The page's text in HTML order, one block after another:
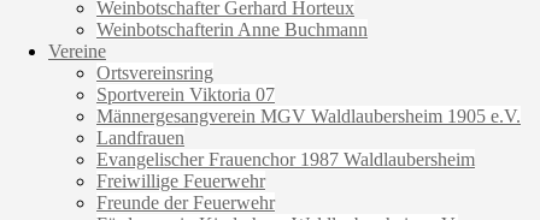
Weinbotschafter Gerhard Horteux
Weinbotschafterin Anne Buchmann
Vereine
Ortsvereinsring
Sportverein Viktoria 07
Männergesangverein MGV Waldlaubersheim 1905 e.V.
Landfrauen
Evangelischer Frauenchor 1987 Waldlaubersheim
Freiwillige Feuerwehr
Freunde der Feuerwehr